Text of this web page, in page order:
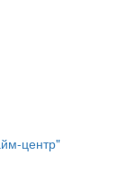
центр"